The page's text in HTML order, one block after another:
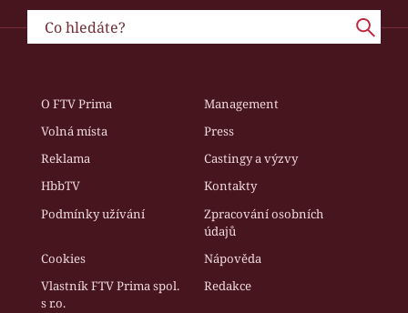
O FTV Prima
Management
Volná místa
Press
Reklama
Castingy a výzvy
HbbTV
Kontakty
Podmínky užívání
Zpracování osobních
údajů
Cookies
Nápověda
Vlastník FTV Prima spol.
s r.o.
Redakce